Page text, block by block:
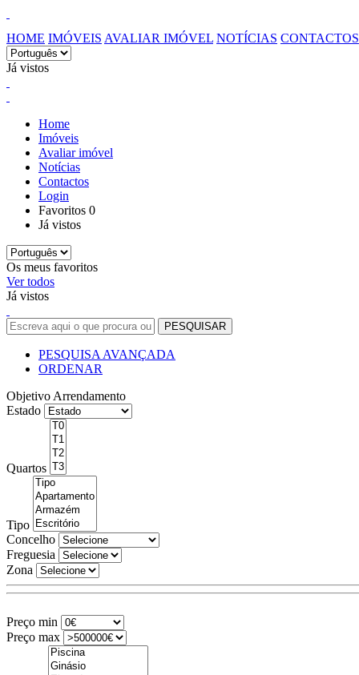
HOME IMÓVEIS AVALIAR IMÓVEL NOTÍCIAS CONTACTOS
Já vistos
Home
Imóveis
Avaliar imóvel
Notícias
Contactos
Login
Favoritos 0
Já vistos
Os meus favoritos
Ver todos
Já vistos
PESQUISA AVANÇADA
ORDENAR
Objetivo Arrendamento
Estado
Quartos
Tipo
Concelho
Freguesia
Zona
Preço min
Preço max